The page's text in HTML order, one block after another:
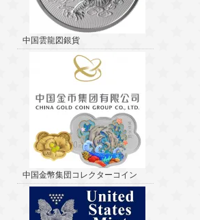
中国雲龍図銀貨
中国金幣集団コレクターコイン